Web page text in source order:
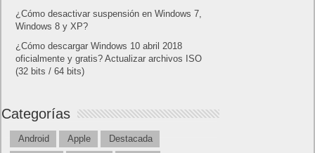
¿Cómo desactivar suspensión en Windows 7,
Windows 8 y XP?
¿Cómo descargar Windows 10 abril 2018
oficialmente y gratis? Actualizar archivos ISO
(32 bits / 64 bits)
Categorías
Android Apple
Destacada